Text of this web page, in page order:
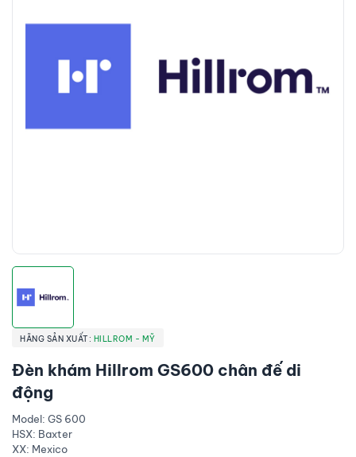
HÃNG SẢN XUẤT: HILLROM - MỸ
Đèn khám Hillrom GS600 chân đế di
động
Model: GS 600
HSX: Baxter
XX: Mexico